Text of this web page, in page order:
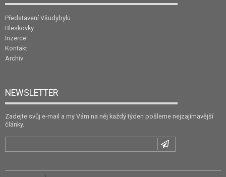
Představení Všudybylu
Bleskovky
Inzerce
Kontakt
Archiv
NEWSLETTER
Zadejte svůj e-mail a my Vám na něj každý týden pošleme nejzajímavější
články.